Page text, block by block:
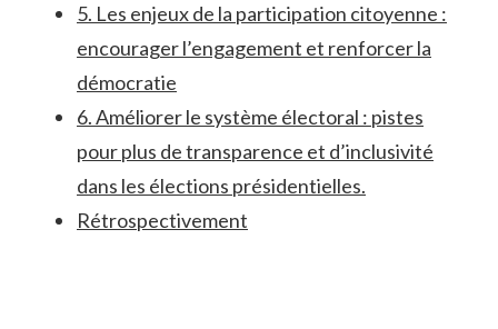
5. Les enjeux de la⁣ participation citoyenne :⁤
encourager‌ l’engagement et⁢ renforcer la
démocratie
6. Améliorer le système électoral⁤ : pistes
pour plus de‍ transparence et d’inclusivité
dans les ‍élections présidentielles.
Rétrospectivement